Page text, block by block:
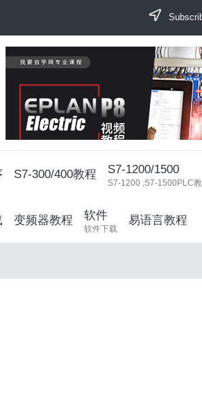
S7-300/400教程 S7-1200/1500
S7-1200 ,S7-1500PLC
变频器教程 软件
软件下载
易语言教程